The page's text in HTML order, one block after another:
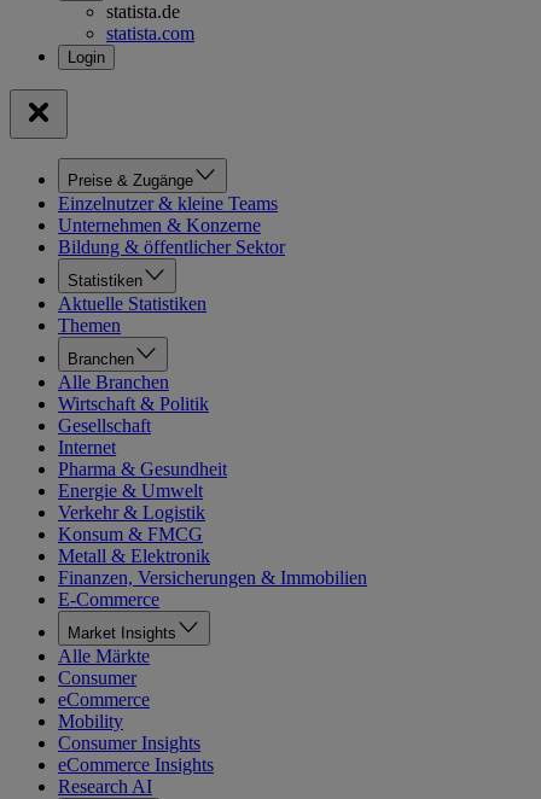
statista.de
statista.com
Preise & Zugänge
Einzelnutzer & kleine Teams
Unternehmen & Konzerne
Bildung & öffentlicher Sektor
Statistiken
Aktuelle Statistiken
Themen
Branchen
Alle Branchen
Wirtschaft & Politik
Gesellschaft
Internet
Pharma & Gesundheit
Energie & Umwelt
Verkehr & Logistik
Konsum & FMCG
Metall & Elektronik
Finanzen, Versicherungen & Immobilien
E-Commerce
Market Insights
Alle Märkte
Consumer
eCommerce
Mobility
Consumer Insights
eCommerce Insights
Research AI